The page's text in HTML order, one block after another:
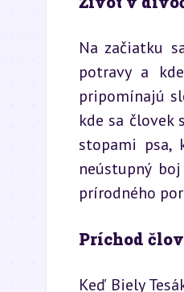
Na začiatku
potravy a
pripomínajú
kde sa človek
stopami psa,
neústupný
prírodného
Príchod
Keď Biely